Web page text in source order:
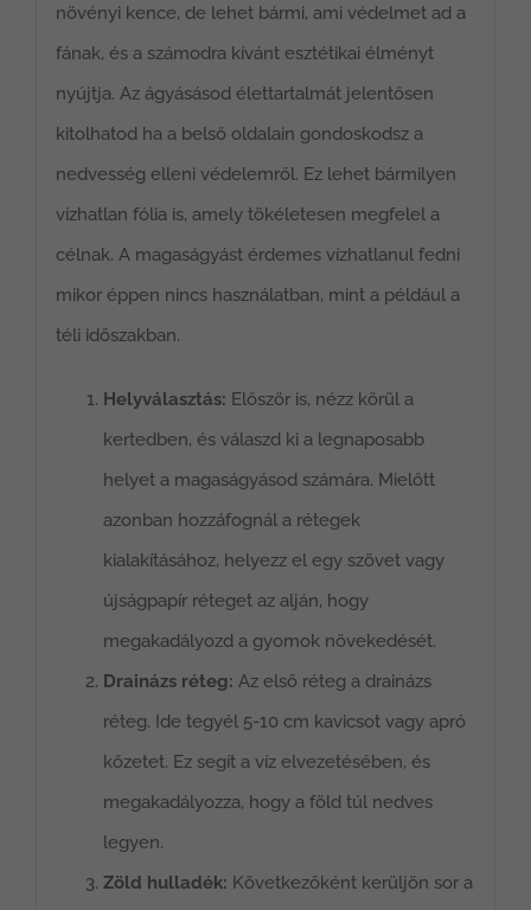
növényi kence, de lehet bármi, ami védelmet ad a
fának, és a számodra kívánt esztétikai élményt
nyújtja. Az ágyásásod élettartalmát jelentősen
kitolhatod ha a belső oldalain gondoskodsz a
nedvesség elleni védelemről. Ez lehet bármilyen
vízhatlan fólia is, amely tökéletesen megfelel a
célnak. A magaságyást érdemes vízhatlanul fedni
mikor éppen nincs használatban, mint a például a
téli időszakban.
Helyválasztás: Először is, nézz körül a
kertedben, és válaszd ki a legnaposabb
helyet a magaságyásod számára. Mielőtt
azonban hozzáfognál a rétegek
kialakításához, helyezz el egy szövet vagy
újságpapír réteget az alján, hogy
megakadályozd a gyomok növekedését.
Drainázs réteg: Az első réteg a drainázs
réteg. Ide tegyél 5-10 cm kavicsot vagy apró
kőzetet. Ez segít a víz elvezetésében, és
megakadályozza, hogy a föld túl nedves
legyen.
Zöld hulladék: Következőként kerüljön sor a